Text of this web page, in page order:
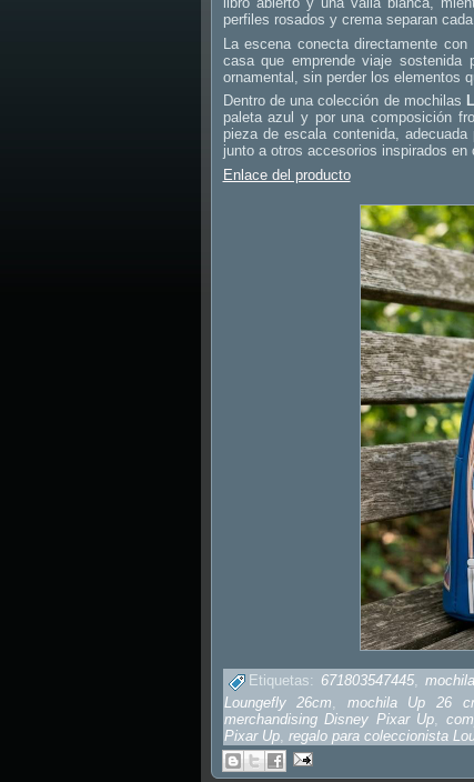
perfiles rosados y crema separan
La escena conecta directamente
casa que emprende viaje sostenida
ornamental, sin perder los elementos
Dentro de una colección de mochilas
paleta azul y por una composición
pieza de escala contenida,
junto a otros accesorios inspirados en
Enlace del producto
Etiquetas: 671803547445,
Loungefly 26cm, mochila Up 26
merchandising Disney Pixar Up,
Pixar Up, regalo para coleccionista